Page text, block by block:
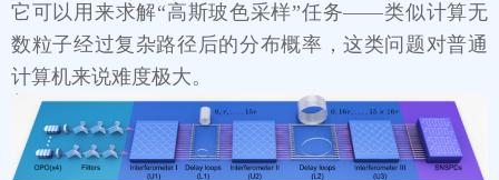
它可以用来求解“高斯玻色采样”任务——类似计算无
数粒子经过复杂路径后的分布概率，这类问题对普通
计算机来说难度极大。